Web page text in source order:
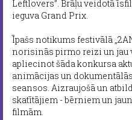
Leftlovers”. Brāļu veidotā
ieguva Grand Prix.
Īpašs notikums festivālā
norisinās pirmo reizi un jau
apliecinot šāda konkursa
animācijas un
seansos. Aizraujošā un
skatītājiem - bērniem un
filmām.